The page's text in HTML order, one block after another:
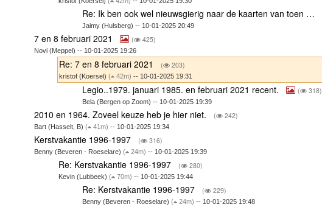
Re: Ik ben ook wel nieuwsgierig naar de kaarten van toen …
Jaimy (Hulsberg) -- 10-01-2025 20:49
7 en 8 februari 2021 ( 425)
Novi (Meppel) -- 10-01-2025 19:26
Re: 7 en 8 februari 2021 ( 203)
kristof (Koersel) ( 42m) -- 10-01-2025 19:31
Legio..1979. januari 1985. en februari 2021 recent. ( 318)
Bela (Bergen op Zoom) -- 10-01-2025 19:39
2010 en 1964. Zoveel keuze heb je hier niet. ( 242)
Bart (Hasselt, B)( 41m) -- 10-01-2025 19:34
Kerstvakantie 1996-1997 ( 316)
Benny (Beveren - Roeselare)( 24m) -- 10-01-2025 19:39
Re: Kerstvakantie 1996-1997 ( 280)
Kevin (Lubbeek) ( 70m) -- 10-01-2025 19:44
Re: Kerstvakantie 1996-1997 ( 229)
Benny (Beveren - Roeselare)( 24m) -- 10-01-2025 19:48